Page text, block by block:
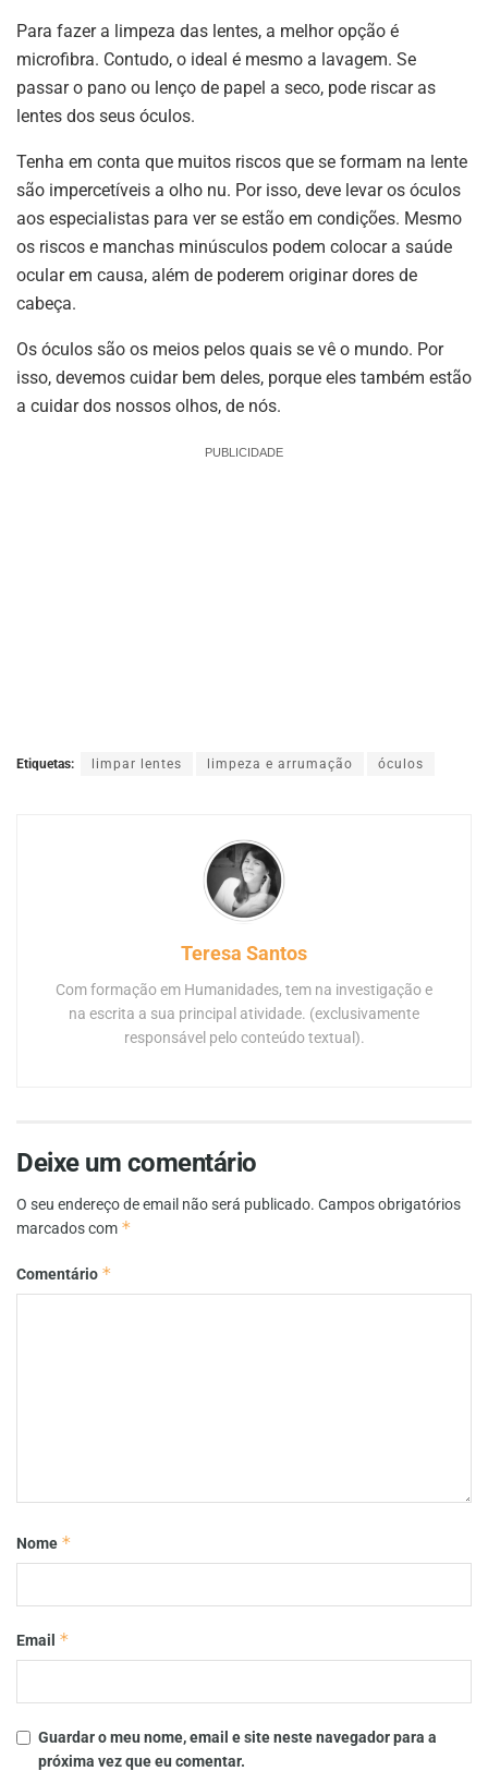
Para fazer a limpeza das lentes, a melhor opção é
microfibra. Contudo, o ideal é mesmo a lavagem. Se
passar o pano ou lenço de papel a seco, pode riscar as
lentes dos seus óculos.
Tenha em conta que muitos riscos que se formam na lente
são impercetíveis a olho nu. Por isso, deve levar os óculos
aos especialistas para ver se estão em condições. Mesmo
os riscos e manchas minúsculos podem colocar a saúde
ocular em causa, além de poderem originar dores de
cabeça.
Os óculos são os meios pelos quais se vê o mundo. Por
isso, devemos cuidar bem deles, porque eles também estão
a cuidar dos nossos olhos, de nós.
PUBLICIDADE
Etiquetas: limpar lentes limpeza e arrumação óculos
Teresa Santos
Com formação em Humanidades, tem na investigação e
na escrita a sua principal atividade. (exclusivamente
responsável pelo conteúdo textual).
Deixe um comentário
O seu endereço de email não será publicado. Campos obrigatórios
marcados com *
Comentário *
Nome *
Email *
Guardar o meu nome, email e site neste navegador para a
próxima vez que eu comentar.